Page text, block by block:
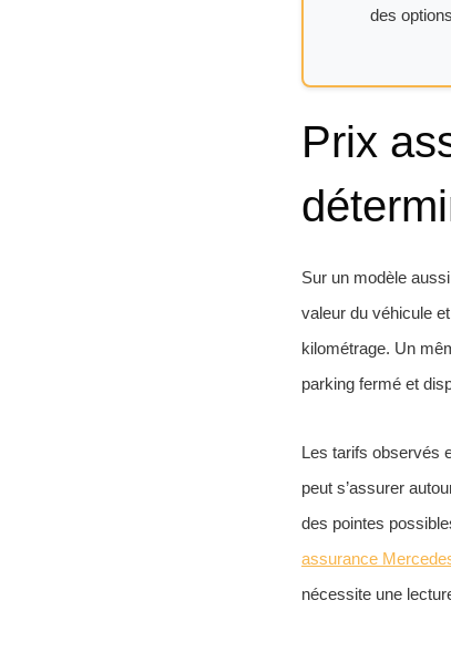
des
Prix
Sur un modèle
valeur du véhicule
kilométrage. Un
parking fermé et
Les tarifs observés
peut s’assurer
des pointes
assurance
nécessite une